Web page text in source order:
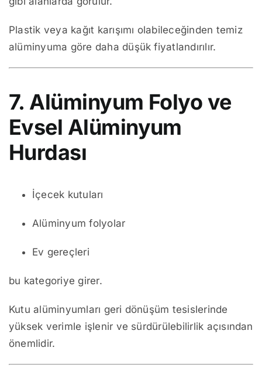
Plastik veya kağıt karışımı olabileceğinden temiz
alüminyuma göre daha düşük fiyatlandırılır.
7. Alüminyum Folyo ve
Evsel Alüminyum
Hurdası
İçecek kutuları
Alüminyum folyolar
Ev gereçleri
bu kategoriye girer.
Kutu alüminyumları geri dönüşüm tesislerinde
yüksek verimle işlenir ve sürdürülebilirlik açısından
önemlidir.